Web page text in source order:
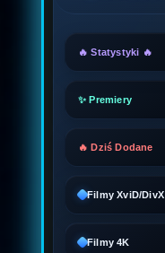
🔥 Statystyki 🔥
✨ Premiery
🔥 Dziś Dodane
Filmy XviD/DivX
Filmy 4K